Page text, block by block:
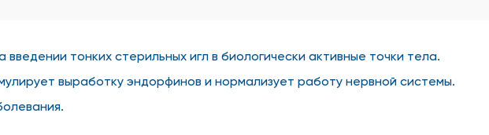
тонких стерильных игл в биологически активные точки тела.
выработку эндорфинов и нормализует работу нервной системы.